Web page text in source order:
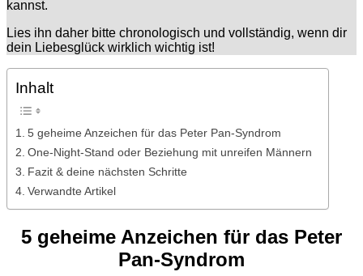
kannst.
Lies ihn daher bitte chronologisch und vollständig, wenn dir
dein Liebesglück wirklich wichtig ist!
Inhalt
5 geheime Anzeichen für das Peter Pan-Syndrom
One-Night-Stand oder Beziehung mit unreifen Männern
Fazit & deine nächsten Schritte
Verwandte Artikel
5 geheime Anzeichen für das Peter
Pan-Syndrom